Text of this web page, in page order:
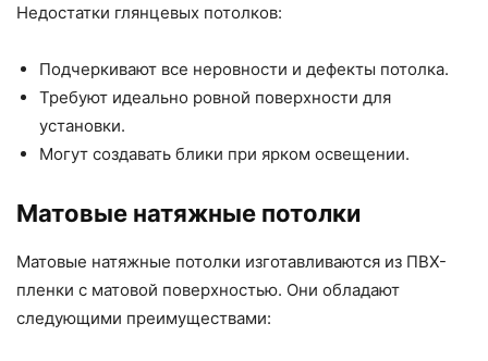
Недостатки глянцевых потолков:
Подчеркивают все неровности и дефекты потолка.
Требуют идеально ровной поверхности для
установки.
Могут создавать блики при ярком освещении.
Матовые натяжные потолки
Матовые натяжные потолки изготавливаются из ПВХ-
пленки с матовой поверхностью. Они обладают
следующими преимуществами: